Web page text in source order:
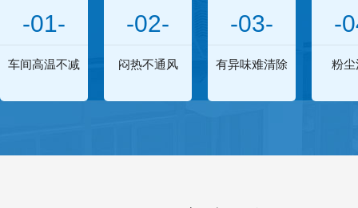
-01-
车间高温不减
-02-
闷热不通风
-03-
有异味难清除
-
粉尘